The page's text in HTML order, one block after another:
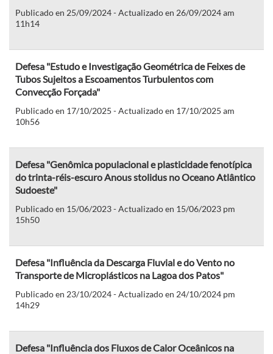
Publicado en 25/09/2024 - Actualizado en 26/09/2024 am
11h14
Defesa "Estudo e Investigação Geométrica de Feixes de
Tubos Sujeitos a Escoamentos Turbulentos com
Convecção Forçada"
Publicado en 17/10/2025 - Actualizado en 17/10/2025 am
10h56
Defesa "Genômica populacional e plasticidade fenotípica
do trinta-réis-escuro Anous stolidus no Oceano Atlântico
Sudoeste"
Publicado en 15/06/2023 - Actualizado en 15/06/2023 pm
15h50
Defesa "Influência da Descarga Fluvial e do Vento no
Transporte de Microplásticos na Lagoa dos Patos"
Publicado en 23/10/2024 - Actualizado en 24/10/2024 pm
14h29
Defesa "Influência dos Fluxos de Calor Oceânicos na